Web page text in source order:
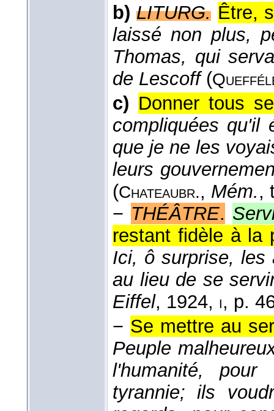
b) LITURG. Être,
laissé non plus,
Thomas, qui
de Lescoff(
c) Donner tous
compliquées qu'il
que je ne les
leurs
(Chateaubr., Mém.,
− THÉÂTRE.
restant fidèle à la
Ici, ô surprise, les
au lieu de se
Eiffel, 1924, i, p.
− Se mettre au
Peuple
l'humanité,
tyrannie; ils